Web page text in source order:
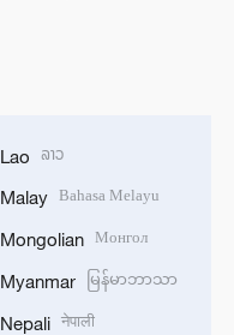
Lao ລາວ
Malay Bahasa Melayu
Mongolian Монгол
Myanmar မြန်မာဘာသာ
Nepali नेपाली